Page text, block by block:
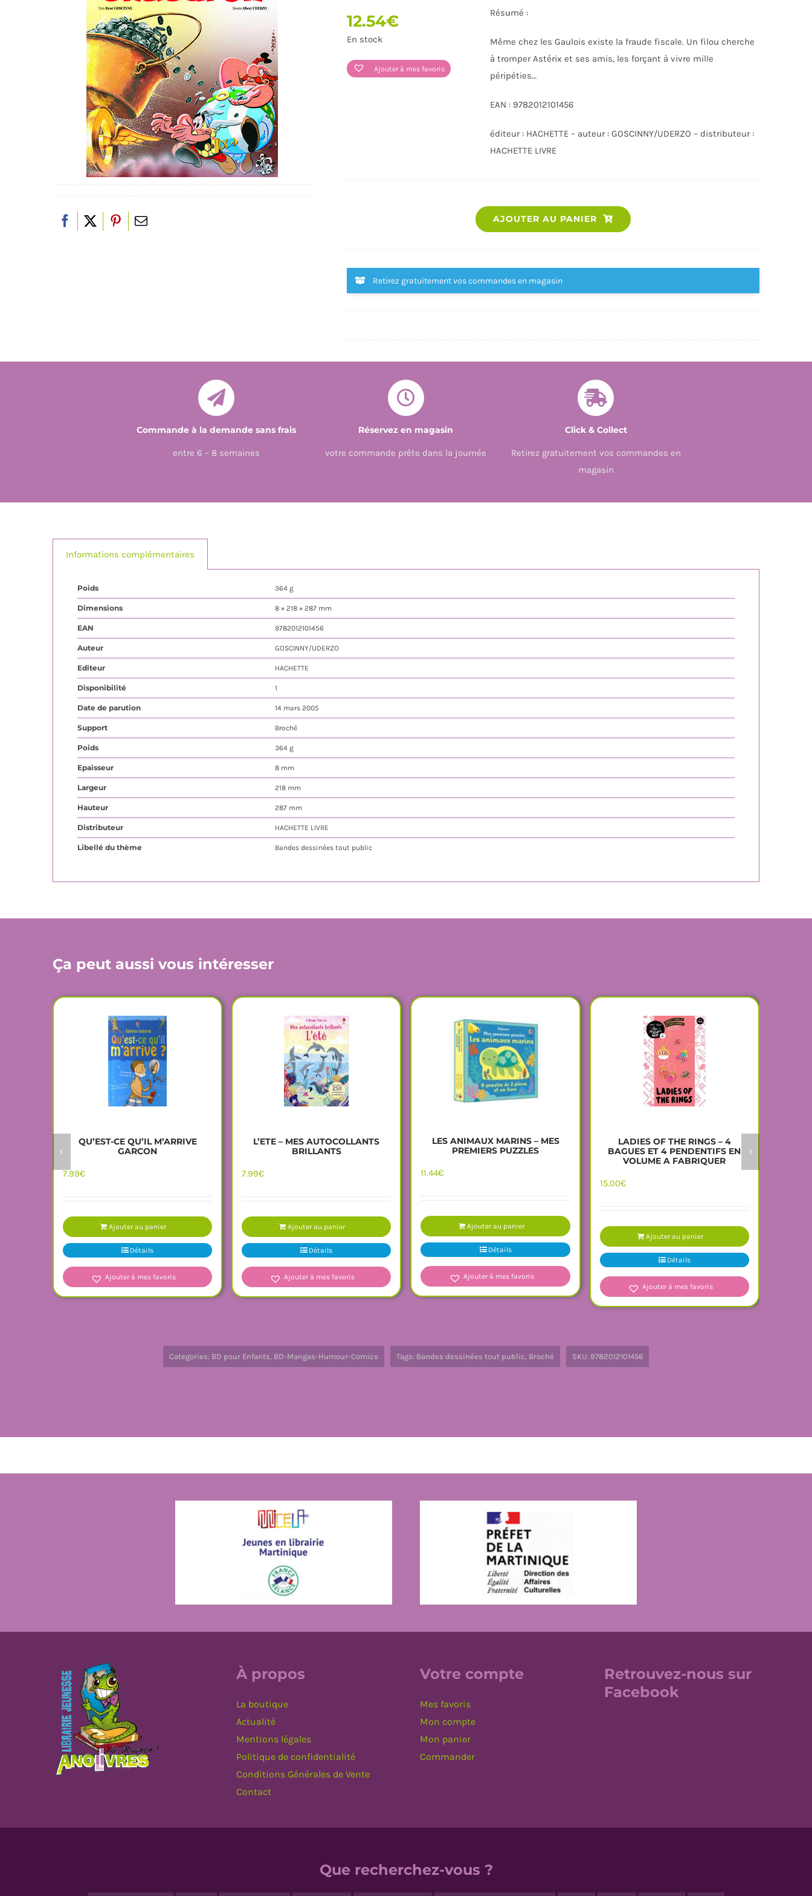
PAPETERIE JEUX/JOUETS
12.54€
En stock
Ajouter à mes favoris
Résumé :
Même chez les Gaulois existe la fraude fiscale. Un filou cherche
à tromper Astérix et ses amis, les forçant à vivre mille
péripéties…
EAN : 9782012101456
éditeur : HACHETTE – auteur : GOSCINNY/UDERZO – distributeur :
HACHETTE LIVRE
de
T13
-
CHAUDRON
AJOUTER AU PANIER
Retirez gratuitement vos commandes en magasin
Commande à la demande sans frais
entre 6 – 8 semaines
Réservez en magasin
votre commande prête dans la journée
Click & Collect
Retirez gratuitement vos commandes en
magasin
Informations complémentaires
Poids 364 g
Dimensions 8 × 218 × 287 mm
EAN 9782012101456
Auteur GOSCINNY/UDERZO
Editeur HACHETTE
Disponibilité 1
Date de parution 14 mars 2005
Support Broché
Poids 364 g
Epaisseur 8 mm
Largeur 218 mm
Hauteur 287 mm
Distributeur HACHETTE LIVRE
Libellé du thème Bandes dessinées tout public
Ça peut aussi vous intéresser
QU’EST-CE QU’IL M’ARRIVE
GARCON
7.99€
Ajouter au panier
Détails
Ajouter à mes favoris
L’ETE – MES AUTOCOLLANTS
BRILLANTS
7.99€
Ajouter au panier
Détails
Ajouter à mes favoris
LES ANIMAUX MARINS – MES
PREMIERS PUZZLES
11.44€
Ajouter au panier
Détails
Ajouter à mes favoris
LADIES OF THE RINGS – 4
BAGUES ET 4 PENDENTIFS EN
VOLUME A FABRIQUER
15.00€
Ajouter au panier
Détails
Ajouter à mes favoris
Categories: BD pour Enfants, BD-Mangas-Humour-Comics Tags: Bandes dessinées tout public, Broché SKU: 9782012101456
À propos
La boutique
Actualité
Mentions légales
Politique de confidentialité
Conditions Générales de Vente
Contact
Votre compte
Mes favoris
Mon compte
Mon panier
Commander
Retrouvez-nous sur
Facebook
Que recherchez-vous ?